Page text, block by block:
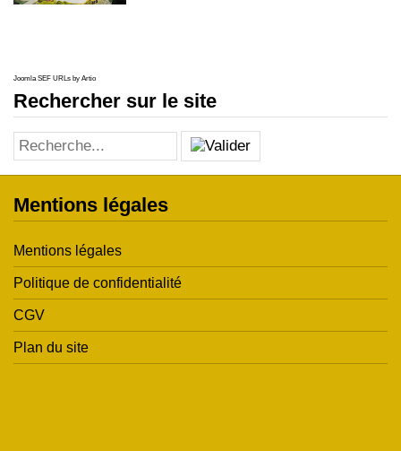
Joomla SEF URLs by Artio
Rechercher sur le site
Mentions légales
Mentions légales
Politique de confidentialité
CGV
Plan du site